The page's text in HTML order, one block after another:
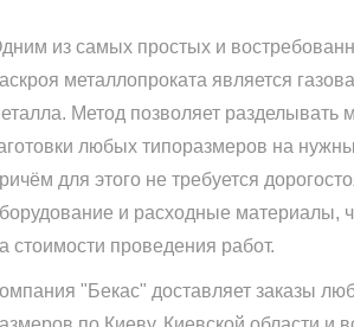
из самых простых и
металлопроката является
Метод позволяет разделывать
любых типоразмеров на
для этого не требуется
и расходные материалы,
стоимости проведения работ.
"Бекас" доставляет заказы